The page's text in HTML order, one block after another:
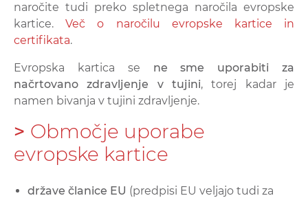
naročite tudi preko spletnega naročila evropske
kartice.Več o naročilu evropske kartice in
certifikata.
Evropska kartica se ne sme uporabiti za
načrtovano zdravljenje v tujini, torej kadar je
namen bivanja v tujini zdravljenje.
> Območje uporabe
evropske kartice
države članice EU (predpisi EU veljajo tudi za